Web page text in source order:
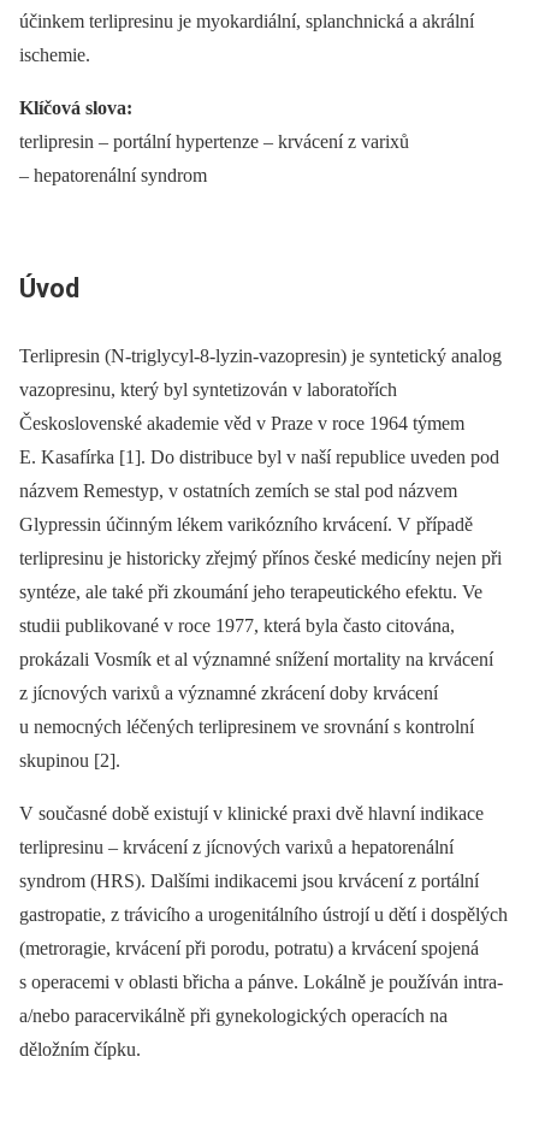
účinkem terlipresinu je myokardiální, splanchnická a akrální
ischemie.
Klíčová slova:
terlipresin –⁠ portální hypertenze –⁠ krvácení z varixů
–⁠ hepatorenální syndrom
Úvod
Terlipresin (N-triglycyl-8-lyzin-vazopresin) je syntetický analog
vazopresinu, který byl syntetizován v laboratořích
Československé akademie věd v Praze v roce 1964 týmem
E. Kasafírka [1]. Do distribuce byl v naší republice uveden pod
názvem Remestyp, v ostatních zemích se stal pod názvem
Glypressin účinným lékem varikózního krvácení. V případě
terlipresinu je historicky zřejmý přínos české medicíny nejen při
syntéze, ale také při zkoumání jeho terapeutického efektu. Ve
studii publikované v roce 1977, která byla často citována,
prokázali Vosmík et al významné snížení mortality na krvácení
z jícnových varixů a významné zkrácení doby krvácení
u nemocných léčených terlipresinem ve srovnání s kontrolní
skupinou [2].
V současné době existují v klinické praxi dvě hlavní indikace
terlipresinu –⁠ krvácení z jícnových varixů a hepatorenální
syndrom (HRS). Dalšími indikacemi jsou krvácení z portální
gastropatie, z trávicího a urogenitálního ústrojí u dětí i dospělých
(metroragie, krvácení při porodu, potratu) a krvácení spojená
s operacemi v oblasti břicha a pánve. Lokálně je používán intra-
a/nebo paracervikálně při gynekologických operacích na
děložním čípku.